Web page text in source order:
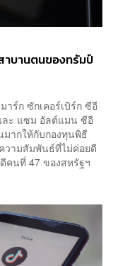
าบานตนของทรัมป์
าร์ก ซักเคอร์เบิร์ก ซีอี
ละ แซม อัลต์แมน ซีอี
มากให้กับกองทุนพิธี
วามสัมพันธ์ที่ไม่ค่อยดี
คนที่ 47 ของสหรัฐฯ